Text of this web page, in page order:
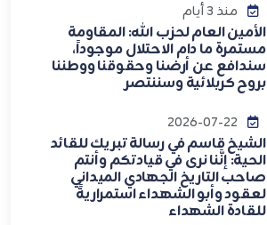
منذ 3 أيام
الأمين العام لحزب الله: المقاومة
مستمرة ما دام الاحتلال موجوداً،
سندافع عن أرضنا وحقوقنا ووطننا
بروح كربلائية وسننتصر
الشيخ قاسم في رسالة تبريك للقائد
الحية: إنَّنا نرى في قيادتكم وأنتم
صاحب التاريخ الجهادي الميداني
لعقود وأبو الشهداء استمراريةً
للقادة الشهداء